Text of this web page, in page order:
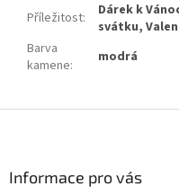
Příležitost:
Dárek k
svátku,
Barva
kamene: modrá
Informace pro vás